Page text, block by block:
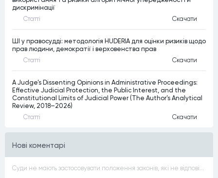
дискримінації
Статтi Скачати
ШІ у правосудді: методологія HUDERIA для оцінки ризиків щодо
прав людини, демократії і верховенства прав
Статтi Скачати
A Judge’s Dissenting Opinions in Administrative Proceedings:
Effective Judicial Protection, the Public Interest, and the
Constitutional Limits of Judicial Power (The Author’s Analytical
Review, 2018–2026)
Статтi Скачати
Нові коментарі
Суди не мають застосовувати положення законів, які не відповідають Конституції, незалежно від того, чи визнавалися вони Конституційним Судом України неконституційними, тобто закони, що суперечать Конституції України не можуть застосовуватися навіть у випадках, коли вони є чинними